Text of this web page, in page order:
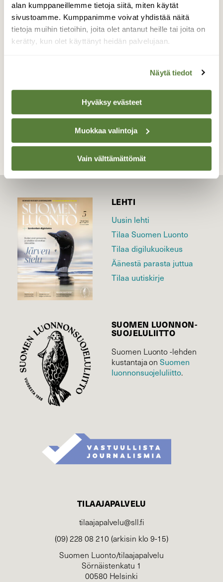
alan kumppaneillemme tietoja siitä, miten käytät
sivustoamme. Kumppanimme voivat yhdistää näitä
tietoja muihin tietoihin, joita olet antanut heille tai joita on
kerätty, kun olet käyttänyt heidän palvelujaan.
Näytä tiedot
Hyväksy evästeet
Muokkaa valintoja
Vain välttämättömät
Pieni perhonen metsätien varrella ilahdutti
kuvausta harrastavaa ulkoilijaa
puolipilvisenä kesäpäivänä.
TAKAISIN LISTAAN
LEHTI
Uusin lehti
Tilaa Suomen Luonto
Tilaa digilukuoikeus
Äänestä parasta juttua
Tilaa uutiskirje
SUOMEN LUONNON­
SUOJELU­LIITTO
Suomen Luonto -lehden
kustantaja onSuomen
luonnonsuojelu­liitto.
TILAAJAPALVELU
tilaajapalvelu@sll.fi
(09) 228 08 210 (arkisin klo 9-15)
Suomen Luonto/tilaajapalvelu
Sörnäistenkatu 1
00580 Helsinki